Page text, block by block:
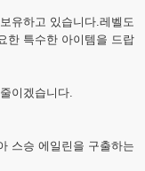
유하고 있습니다.레벨도
한 특수한 아이템을 드랍
이겠습니다.
스승 에일린을 구출하는